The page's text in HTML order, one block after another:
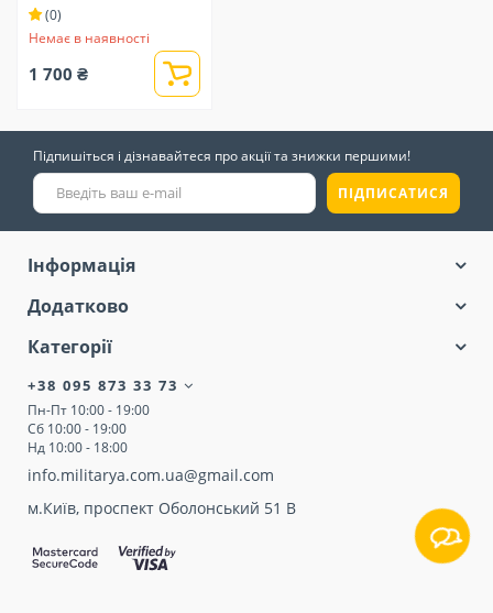
(0)
Немає в наявності
1 700 ₴
Підпишіться і дізнавайтеся про акції та знижки першими!
ПІДПИСАТИСЯ
Інформація
Додатково
Категорії
+38 095 873 33 73
Пн-Пт 10:00 - 19:00
Сб 10:00 - 19:00
Нд 10:00 - 18:00
info.militarya.com.ua@gmail.com
м.Київ, проспект Оболонський 51 В